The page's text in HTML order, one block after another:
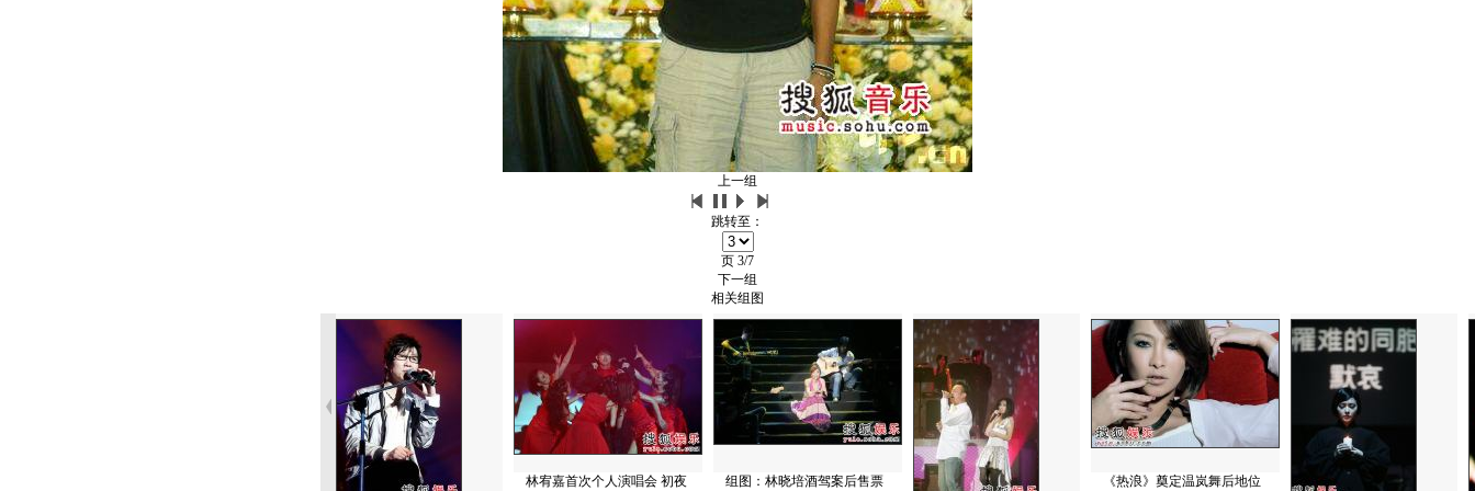
上一组
跳转至：
页 3/7
下一组
相关组图
林宥嘉首次个人演唱会 初夜
组图：林晓培酒驾案后售票
《热浪》奠定温岚舞后地位